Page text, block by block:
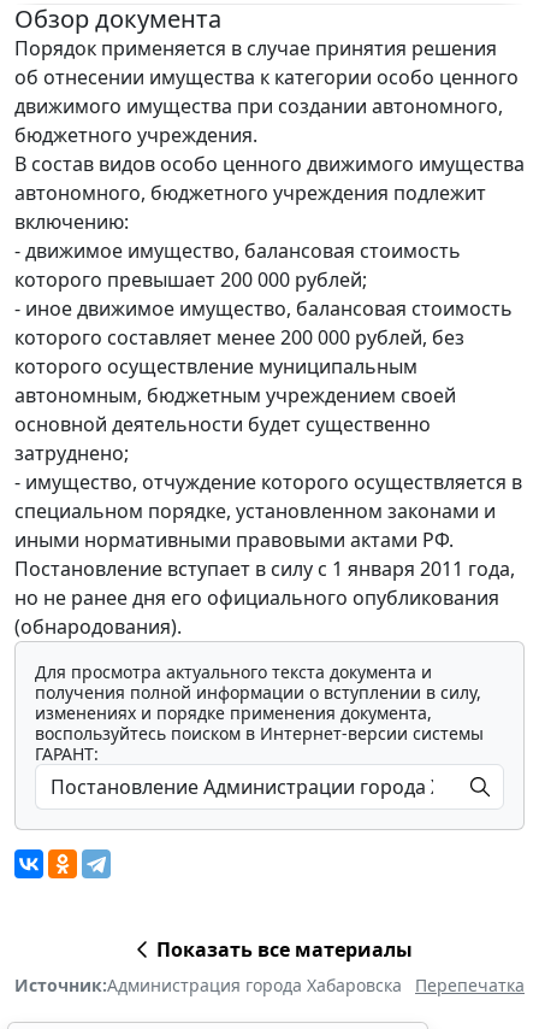
Обзор документа
Порядок применяется в случае принятия решения
об отнесении имущества к категории особо ценного
движимого имущества при создании автономного,
бюджетного учреждения.
В состав видов особо ценного движимого имущества
автономного, бюджетного учреждения подлежит
включению:
- движимое имущество, балансовая стоимость
которого превышает 200 000 рублей;
- иное движимое имущество, балансовая стоимость
которого составляет менее 200 000 рублей, без
которого осуществление муниципальным
автономным, бюджетным учреждением своей
основной деятельности будет существенно
затруднено;
- имущество, отчуждение которого осуществляется в
специальном порядке, установленном законами и
иными нормативными правовыми актами РФ.
Постановление вступает в силу с 1 января 2011 года,
но не ранее дня его официального опубликования
(обнародования).
Для просмотра актуального текста документа и
получения полной информации о вступлении в силу,
изменениях и порядке применения документа,
воспользуйтесь поиском в Интернет-версии системы
ГАРАНТ:
Показать все материалы
Источник:Администрация города Хабаровска Перепечатка